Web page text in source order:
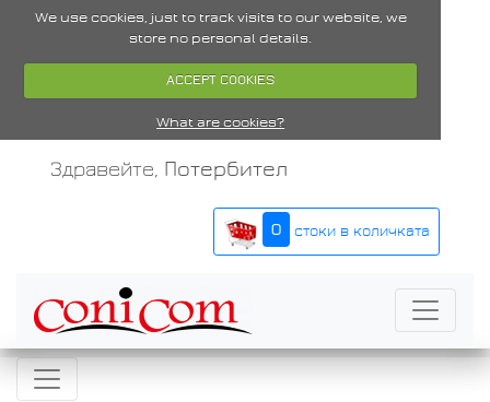
We use cookies, just to track visits to our website, we
store no personal details.
ACCEPT COOKIES
What are cookies?
Здравейте, Потербител
0 стоки в количката